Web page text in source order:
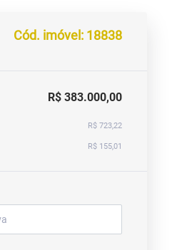
Cód. imóvel: 18838
R$ 383.000,00
R$ 723,22
R$ 155,01